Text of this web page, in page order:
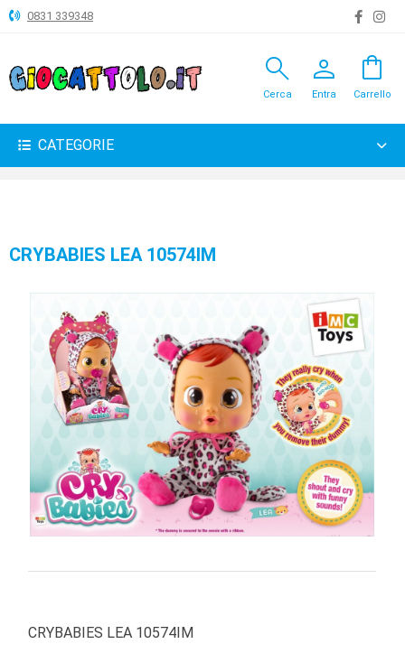
ANIMALI
BAMBOLE
PELUCHE-
GADGET
INFANZIA
PUZZLE
SYLVANIAN
FAMILY
VALIGERIA-
BRAND
0831 339348
search
Cerca
person
Entra
shopping_bag
Carrello
CATEGORIE
CRYBABIES LEA 10574IM
CRYBABIES LEA 10574IM